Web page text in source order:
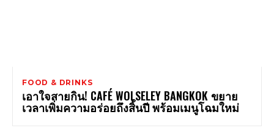
FOOD & DRINKS
เอาใจสายกิน! CAFÉ WOLSELEY BANGKOK ขยาย
เวลาเพิ่มความอร่อยถึงสิ้นปี พร้อมเมนูโฉมใหม่